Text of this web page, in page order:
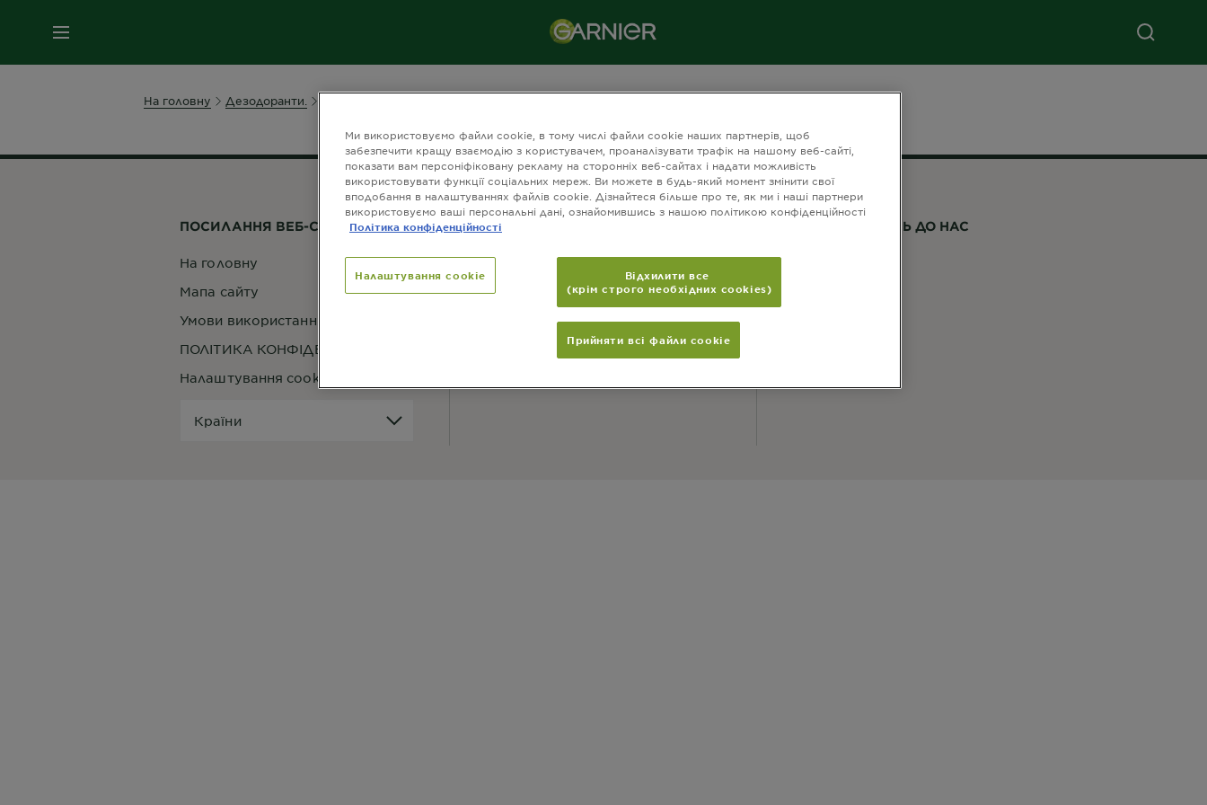
МЕНЮ
На головну Дезодоранти.
ПОСИЛАННЯ ВЕБ-САЙТУ
На головну
Мапа сайту
Умови використання веб-сайту
ПОЛІТИКА КОНФІДЕНЦІЙНОСТІ
Налаштування cookie
Країни
КОНТАКТИ
Зв'яжіться з нами
ПРИЄДНУЙТЕСЬ ДО НАС
Ми використовуємо файли cookie, в тому числі файли cookie наших партнерів, щоб
забезпечити кращу взаємодію з користувачем, проаналізувати трафік на нашому веб-сайті,
показати вам персоніфіковану рекламу на сторонніх веб-сайтах і надати можливість
використовувати функції соціальних мереж. Ви можете в будь-який момент змінити свої
вподобання в налаштуваннях файлів cookie. Дізнайтеся більше про те, як ми і наші партнери
використовуємо ваші персональні дані, ознайомившись з нашою політикою конфіденційності
Політика конфіденційності
Відхилити все
(крім строго необхідних cookies)
Прийняти всі файли сookie
Налаштування cookie